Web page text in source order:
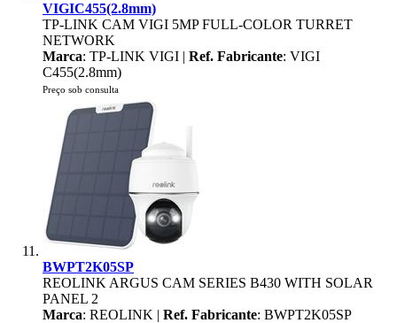
VIGIC455(2.8mm)
TP-LINK CAM VIGI 5MP FULL-COLOR TURRET
NETWORK
Marca: TP-LINK VIGI | Ref. Fabricante: VIGI
C455(2.8mm)
Preço sob consulta
BWPT2K05SP
REOLINK ARGUS CAM SERIES B430 WITH SOLAR
PANEL 2
Marca: REOLINK | Ref. Fabricante: BWPT2K05SP